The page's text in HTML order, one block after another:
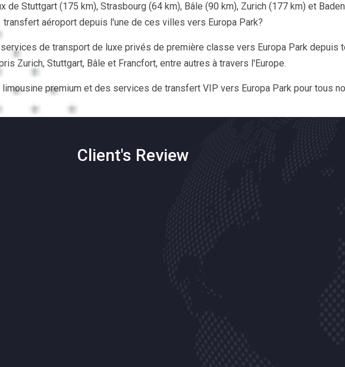
Stuttgart (175 km), Strasbourg (64 km), Bâle (90 km), Zurich (177 km) et
transfert aéroport depuis l'une de ces villes vers Europa Park?
de transport de luxe privés de première classe vers Europa Park depuis
Zurich, Stuttgart, Bâle et Francfort, entre autres à travers l'Europe.
premium et des services de transfert VIP vers Europa Park pour tous
Client's Review